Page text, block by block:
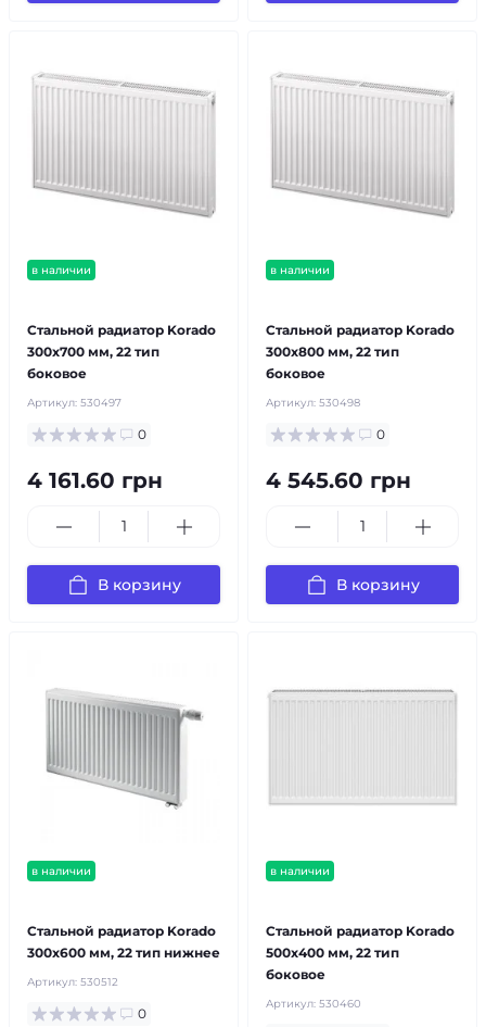
в наличии
Стальной радиатор Korado
300x700 мм, 22 тип
боковое
Артикул: 530497
0
4 161.60 грн
В корзину
в наличии
Стальной радиатор Korado
300x800 мм, 22 тип
боковое
Артикул: 530498
0
4 545.60 грн
В корзину
в наличии
Стальной радиатор Korado
300x600 мм, 22 тип нижнее
Артикул: 530512
0
в наличии
Стальной радиатор Korado
500x400 мм, 22 тип
боковое
Артикул: 530460